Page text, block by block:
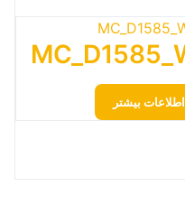
اطلاعات بیشتر